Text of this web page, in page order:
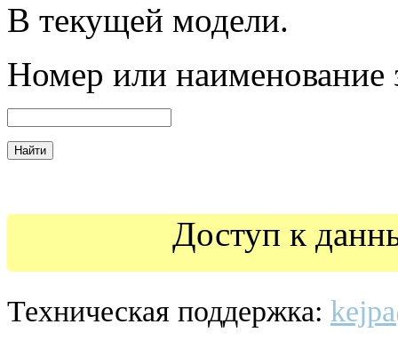
В текущей модели.
Номер или наименование
Доступ к
Техническая поддержка: